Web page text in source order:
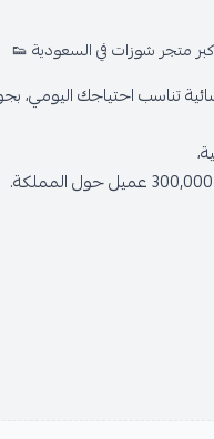
متجر شوزات في السعودية 👟
تناسب احتياجك اليومي،